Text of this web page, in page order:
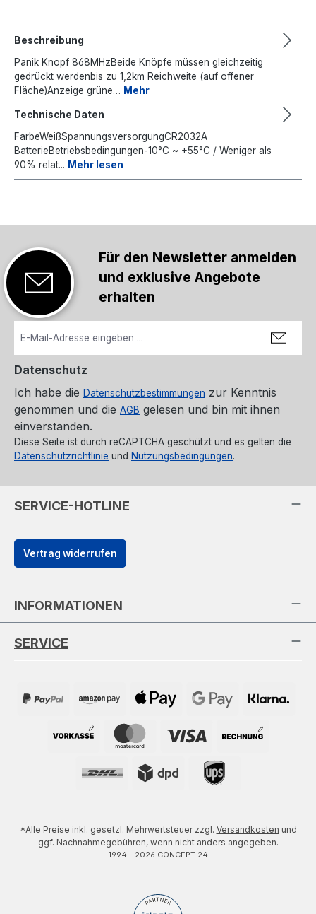
Beschreibung
Panik Knopf 868MHzBeide Knöpfe müssen gleichzeitig
gedrückt werdenbis zu 1,2km Reichweite (auf offener
Fläche)Anzeige grüne… Mehr
Technische Daten
FarbeWeißSpannungsversorgungCR2032A
BatterieBetriebsbedingungen-10°C ~ +55°C / Weniger als
90% relat... Mehr lesen
Für den Newsletter anmelden
und exklusive Angebote
erhalten
Datenschutz
Ich habe die Datenschutzbestimmungen zur Kenntnis
genommen und die AGB gelesen und bin mit ihnen
einverstanden.
Diese Seite ist durch reCAPTCHA geschützt und es gelten die
Datenschutzrichtlinie und Nutzungsbedingungen.
SERVICE-HOTLINE
Vertrag widerrufen
INFORMATIONEN
SERVICE
*Alle Preise inkl. gesetzl. Mehrwertsteuer zzgl. Versandkosten und
ggf. Nachnahmegebühren, wenn nicht anders angegeben.
1994 - 2026 CONCEPT 24